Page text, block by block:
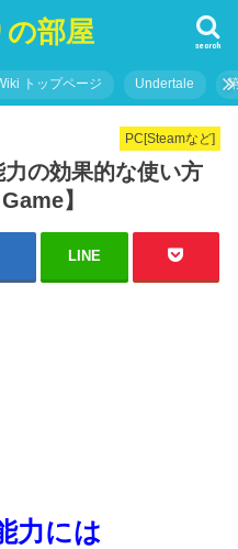
部屋 search
トップページ Undertale
PC[Steamなど]
力の効果的な使い方
】
LINE
力には